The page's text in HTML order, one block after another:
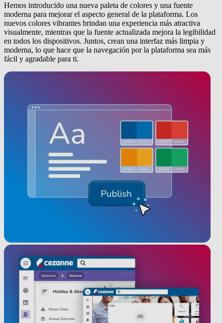
Hemos introducido una nueva paleta de colores y una fuente
moderna para mejorar el aspecto general de la plataforma. Los
nuevos colores vibrantes brindan una experiencia más atractiva
visualmente, mientras que la fuente actualizada mejora la legibilidad
en todos los dispositivos. Juntos, crean una interfaz más limpia y
moderna, lo que hace que la navegación por la plataforma sea más
fácil y agradable para ti.